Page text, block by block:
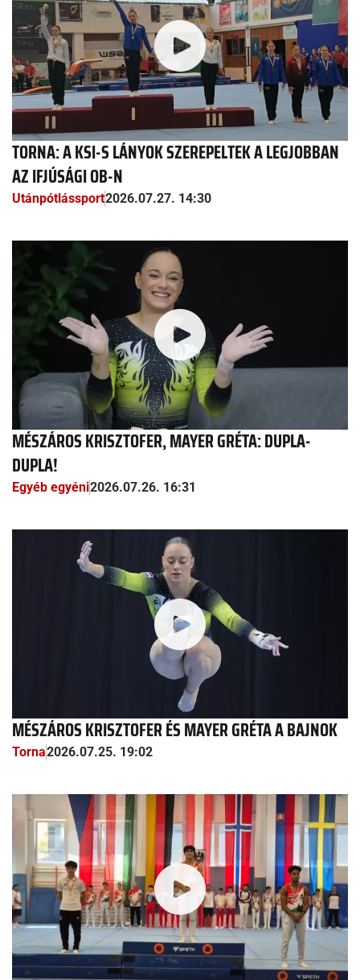
TORNA: A KSI-S LÁNYOK SZEREPELTEK A LEGJOBBAN
AZ IFJÚSÁGI OB-N
Utánpótlássport2026.07.27. 14:30
MÉSZÁROS KRISZTOFER, MAYER GRÉTA: DUPLA-
DUPLA!
Egyéb egyéni2026.07.26. 16:31
MÉSZÁROS KRISZTOFER ÉS MAYER GRÉTA A BAJNOK
Torna2026.07.25. 19:02